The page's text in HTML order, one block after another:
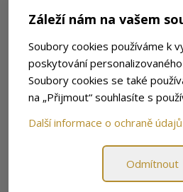
Záleží nám na vašem
Soubory cookies používáme k
poskytování
Soubory cookies se také
na „Přijmout“ souhlasíte s
Další informace o ochraně
Odmítnout